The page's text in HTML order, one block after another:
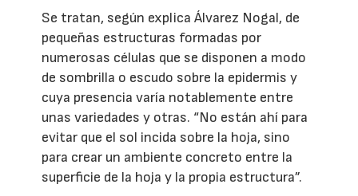
Se tratan, según explica Álvarez Nogal, de
pequeñas estructuras formadas por
numerosas células que se disponen a modo
de sombrilla o escudo sobre la epidermis y
cuya presencia varía notablemente entre
unas variedades y otras. “No están ahí para
evitar que el sol incida sobre la hoja, sino
para crear un ambiente concreto entre la
superficie de la hoja y la propia estructura”.